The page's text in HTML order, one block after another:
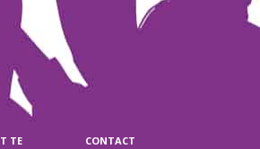
TE
CONTACT